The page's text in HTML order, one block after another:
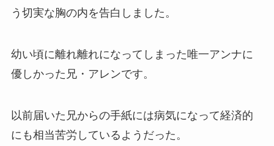
う切実な胸の内を告白しました。
幼い頃に離れ離れになってしまった唯一アンナに
優しかった兄・アレンです。
以前届いた兄からの手紙には病気になって経済的
にも相当苦労しているようだった。